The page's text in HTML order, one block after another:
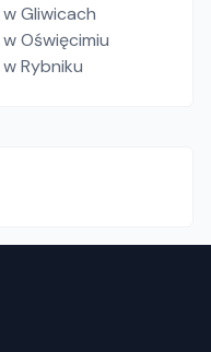
w Gliwicach
w Oświęcimiu
w Rybniku